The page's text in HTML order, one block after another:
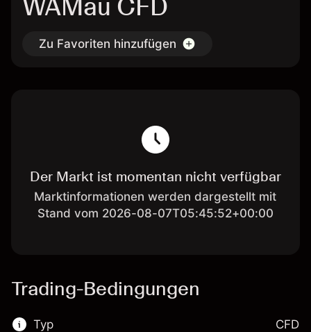
WAMau CFD
Zu Favoriten hinzufügen
Der Markt ist momentan nicht verfügbar
Marktinformationen werden dargestellt mit
Stand vom 2026-08-07T05:45:52+00:00
Trading-Bedingungen
Typ CFD